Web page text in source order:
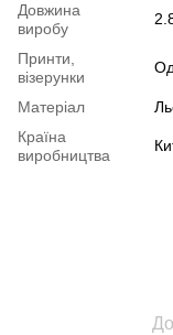
Довжина
виробу
Принти,
візерунки
Матеріал
Країна
виробництва